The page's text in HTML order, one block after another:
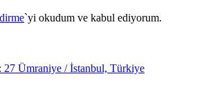
`yi okudum ve kabul ediyorum.
27 Ümraniye / İstanbul, Türkiye